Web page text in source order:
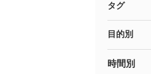
タグ
目的別
時間別